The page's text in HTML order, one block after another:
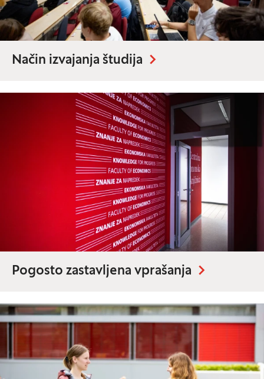
Način izvajanja študija
Pogosto zastavljena vprašanja